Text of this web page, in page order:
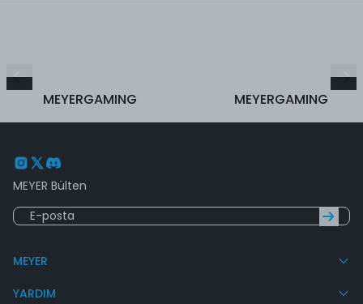
MEYERGAMING MEYERGAMING
MEYER Bülten
MEYER
YARDIM